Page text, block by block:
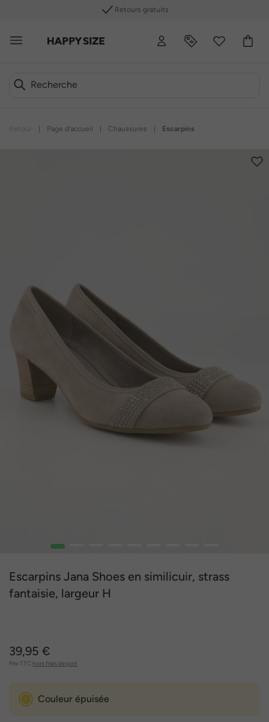
Retours gratuits
Page d’accueil Chaussures Escarpins
1
Escarpins Jana Shoes en similicuir, strass
fantaisie, largeur H
39,95 €
Prix TTC hors frais de port
Couleur épuisée